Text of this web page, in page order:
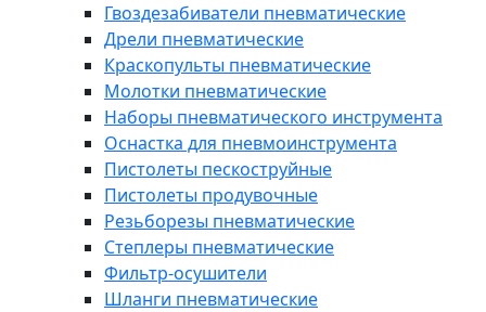
Гвоздезабиватели пневматические
Дрели пневматические
Краскопульты пневматические
Молотки пневматические
Наборы пневматического инструмента
Оснастка для пневмоинструмента
Пистолеты пескоструйные
Пистолеты продувочные
Резьборезы пневматические
Степлеры пневматические
Фильтр-осушители
Шланги пневматические